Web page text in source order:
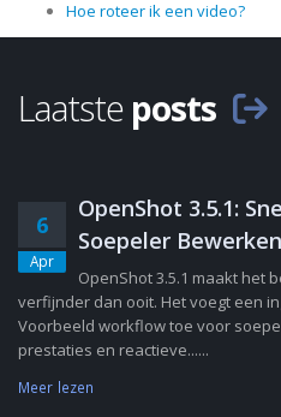
Hoe roteer ik een video?
Laatste posts
6
Apr
OpenShot 3.5.1:
Soepeler
OpenShot 3.5.1 maakt het
verfijnder dan ooit. Het voegt een
Voorbeeld workflow toe voor
prestaties en reactieve......
Meer lezen